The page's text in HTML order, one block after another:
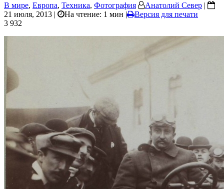
В мире, Европа, Техника, Фотография Анатолий Север |
21 июля, 2013 |
На чтение: 1 мин |
Версия для печати
3 932